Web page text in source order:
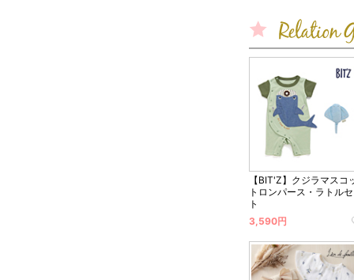
【BIT'Z】クジラマスコ
トロンパース・ラトル
ト
3,590円